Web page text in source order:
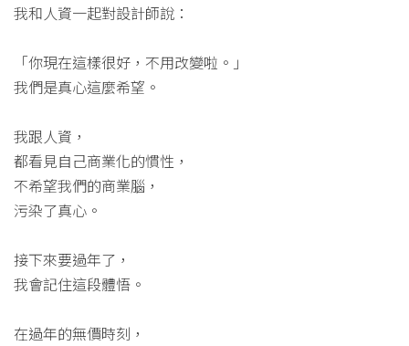
我和人資一起對設計師說：
「你現在這樣很好，不用改變啦。」
我們是真心這麼希望。
我跟人資，
都看見自己商業化的慣性，
不希望我們的商業腦，
污染了真心。
接下來要過年了，
我會記住這段體悟。
在過年的無價時刻，